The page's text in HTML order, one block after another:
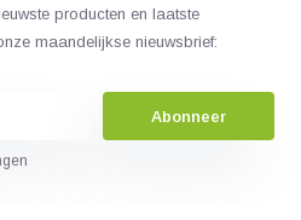
producten en laatste
maandelijkse nieuwsbrief:
Abonneer